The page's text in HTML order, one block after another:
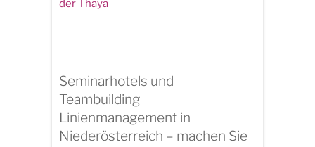
Seminarhotels und
Teambuilding
Linienmanagement in
Niederösterreich – machen Sie